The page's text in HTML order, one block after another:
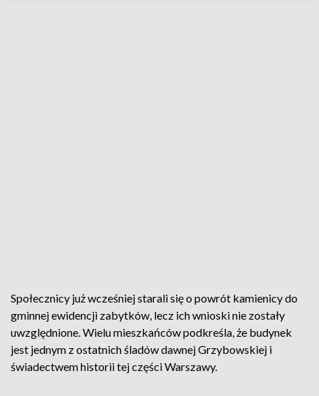
Społecznicy już wcześniej starali się o powrót kamienicy do
gminnej ewidencji zabytków, lecz ich wnioski nie zostały
uwzględnione. Wielu mieszkańców podkreśla, że budynek
jest jednym z ostatnich śladów dawnej Grzybowskiej i
świadectwem historii tej części Warszawy.